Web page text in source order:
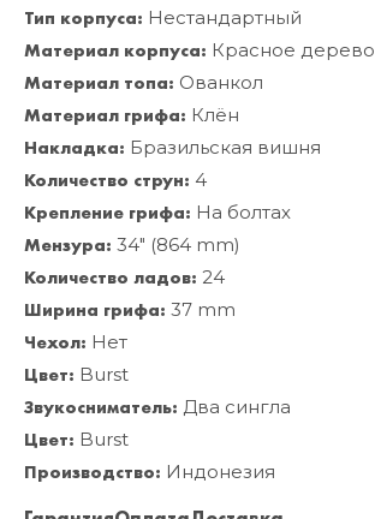
Тип корпуса: Нестандартный
Материал корпуса: Красное дерево
Материал топа: Ованкол
Материал грифа: Клён
Накладка: Бразильская вишня
Количество струн: 4
Крепление грифа: На болтах
Мензура: 34" (864 mm)
Количество ладов: 24
Ширина грифа: 37 mm
Чехол: Нет
Цвет: Burst
Звукосниматель: Два сингла
Цвет: Burst
Производство: Индонезия